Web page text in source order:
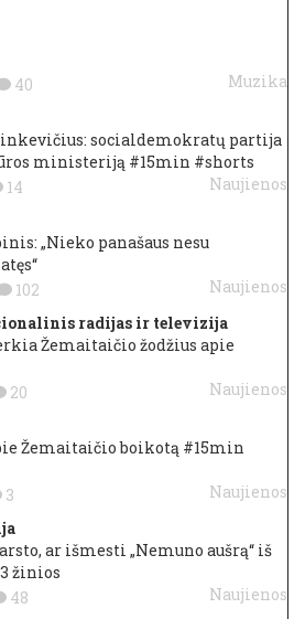
40
Muzika
socialdemokratų partija
ministeriją #15min #shorts
14
Naujienos
„Nieko panašaus nesu
102
Naujienos
radijas ir televizija
Žemaitaičio žodžius apie
20
Naujienos
Žemaitaičio boikotą #15min
3
Naujienos
ar išmesti „Nemuno aušrą“ iš
žinios
48
Naujienos